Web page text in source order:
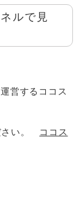
ルで見
営するココス
さい。​
ココス